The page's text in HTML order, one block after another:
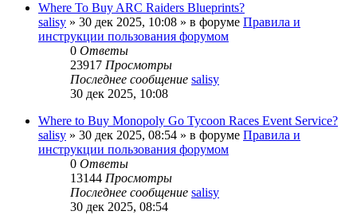
Where To Buy ARC Raiders Blueprints?
salisy » 30 дек 2025, 10:08 » в форуме Правила и
инструкции пользования форумом
0 Ответы
23917 Просмотры
Последнее сообщение salisy
30 дек 2025, 10:08
Where to Buy Monopoly Go Tycoon Races Event Service?
salisy » 30 дек 2025, 08:54 » в форуме Правила и
инструкции пользования форумом
0 Ответы
13144 Просмотры
Последнее сообщение salisy
30 дек 2025, 08:54